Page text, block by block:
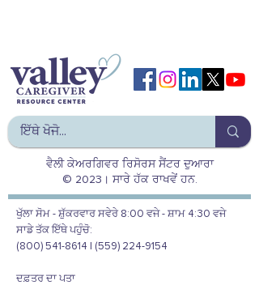
ਵੈਲੀ ਕੇਅਰਗਿਵਰ ਰਿਸੋਰਸ ਸੈਂਟਰ ਦੁਆਰਾ
© 2023। ਸਾਰੇ ਹੱਕ ਰਾਖਵੇਂ ਹਨ.
ਖੁੱਲਾ ਸੋਮ - ਸ਼ੁੱਕਰਵਾਰ ਸਵੇਰੇ 8:00 ਵਜੇ - ਸ਼ਾਮ 4:30 ਵਜੇ
ਸਾਡੇ ਤੱਕ ਇੱਥੇ ਪਹੁੰਚੋ:
(800) 541-8614 | (559) 224-9154
ਦਫ਼ਤਰ ਦਾ ਪਤਾ